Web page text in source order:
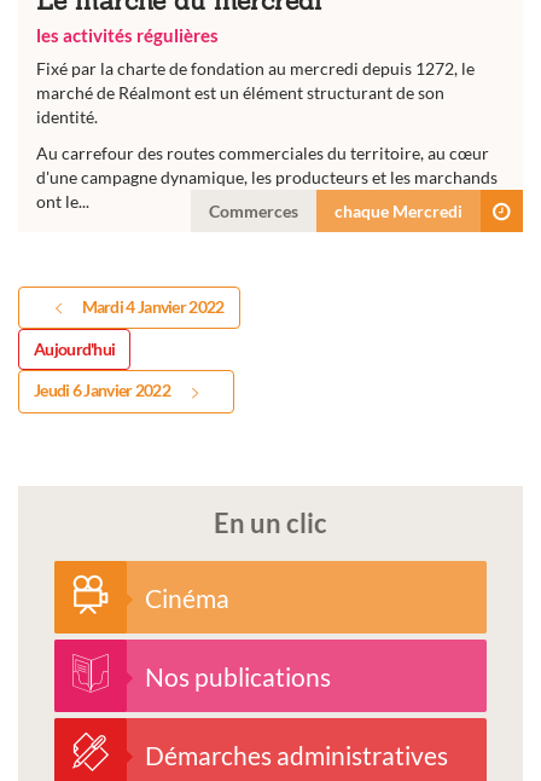
les activités régulières
Fixé par la charte de fondation au mercredi depuis 1272, le
marché de Réalmont est un élément structurant de son
identité.
Au carrefour des routes commerciales du territoire, au cœur
d'une campagne dynamique, les producteurs et les marchands
ont le...
Commerces chaque Mercredi
Mardi 4 Janvier 2022
Aujourd'hui
Jeudi 6 Janvier 2022
En un clic
Cinéma
Nos publications
Démarches administratives